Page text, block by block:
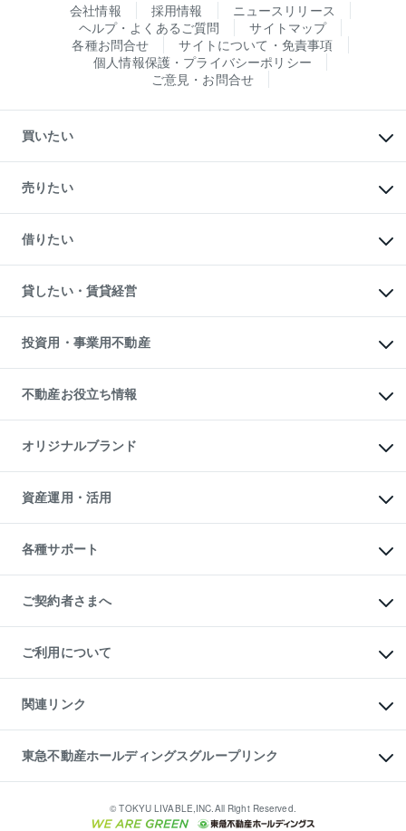
会社情報 採用情報
ニュースリリース
ヘルプ・よくあるご質問
サイトマップ
各種お問合せ
サイトについて・免責事項
個人情報保護・プライバシーポリシー
ご意見・お問合せ
買いたい
新築・分譲マンションの購入
中古マンションの購入
一戸建ての購入
中古一戸建ての購入
不動産購入の流れ
注目キーワード物件特集
購入ガイド
English 繁体中文簡体中文
売りたい
一戸建ての売却・査定
土地の売却・査定
スピードAI査定
不動産査定について
不動産売却の流れ
不動産買換えの流れ
売却ガイド
借りたい
オフィス・店舗の賃貸
借りるときの流れ
借りるガイド
貸したい・賃貸経営
マンション賃料データ
賃貸管理プラン
リロケーションについて
貸すガイド
投資用・事業用不動産
事業用不動産
マンション投資
投資用マンション
アパート経営
収益物件
ビル購入（ビル一棟）
投資用不動産の売却査定
事業用不動産の売却査定
不動産お役立ち情報
マンションライブラリー
人気マンションランキング
暮らしに役立つ不動産メディア
不動産相場・不動産価格情報
不動産コラム・ニュース
不動産用語集
不動産なんでもネット相談室
住まいの税金
オリジナルブランド
一棟リノベーションマンション
L`GENTE（ルジェンテ）
区分リノベーションマンション
投資用一棟レジデンスWELL
不動産小口投資
LEGACIA（レガシア）
資産運用・活用
不動産M&A
アセットマネジメント・出資
各種サポート
相続サポート
リフォームサポート
ご契約者さまへ
ご紹介・再契約特典
入居者様専用-各種ご案内（賃貸）
東急こすもす会「こすもすWeb」
ご利用について
金融商品取引について
東急リバブル ソーシャルメディアポリシー
ご意見・お問い合わせ（金融商品取引専用の相談・お問い合わせ窓口）
ダイレクトメール（郵送物）・Eメールなどの送付停止について
関連リンク
これからご結婚される方に東急百貨店のブライダルクラブ
人材サービスのご用命は 東急リバブルスタッフ株式会社まで
東北の逸品を贈ります 東北すぐれものセレクション
東急不動産ホールディングスグループリンク
東急コミュニティー© TOKYU LIVABLE,INC.All Right Reserved.